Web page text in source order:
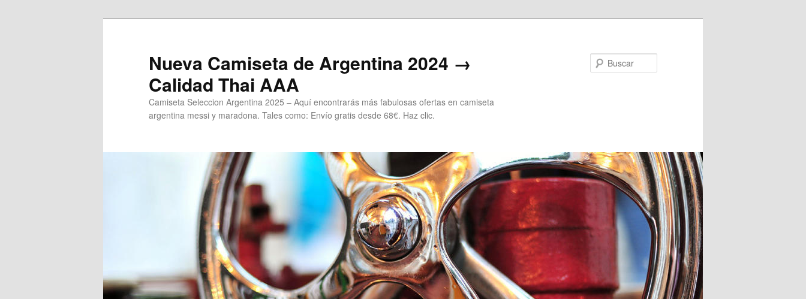
Nueva Camiseta de Argentina 2024 →
Calidad Thai AAA
Camiseta Seleccion Argentina 2025 – Aquí encontrarás más fabulosas ofertas en camiseta
argentina messi y maradona. Tales como: Envío gratis desde 68€. Haz clic.